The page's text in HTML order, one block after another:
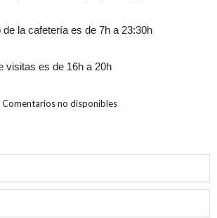
la cafetería es de 7h a 23:30h
visitas es de 16h a 20h
Comentarios no disponibles